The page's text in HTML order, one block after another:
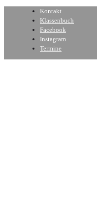
Kontakt
Klassenbuch
Facebook
Instagram
Termine